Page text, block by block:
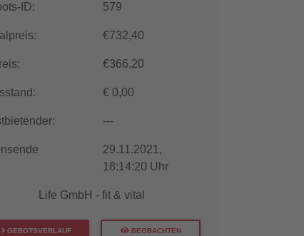
ID: 579
€732,40
€366,20
€ 0,00
---
29.11.2021,
18:14:20 Uhr
Life GmbH - fit & vital
GEBOTSVERLAUF BEOBACHTEN